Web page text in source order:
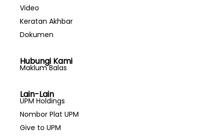
Video
Keratan Akhbar
Dokumen
Hubungi Kami
Maklum Balas
Lain-Lain
UPM Holdings
Nombor Plat UPM
Give to UPM